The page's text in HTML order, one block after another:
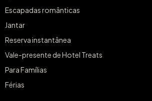
Escapadas românticas
Jantar
Reserva instantânea
Vale-presente de Hotel Treats
Para Famílias
Férias